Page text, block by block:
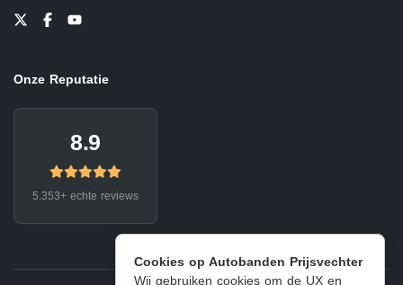
Cookies op Autobanden Prijsvechter
Wij gebruiken cookies om de UX en
Onze Reputatie
8.9
5.353+ echte reviews